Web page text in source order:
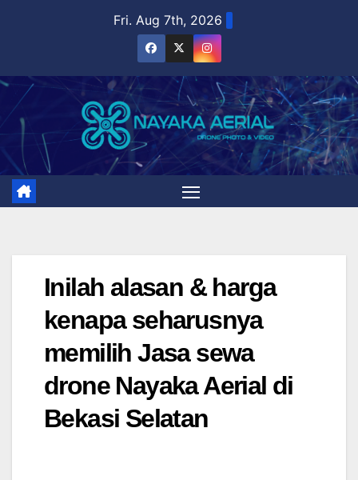
Fri. Aug 7th, 2026
Inilah alasan & harga
kenapa seharusnya
memilih Jasa sewa
drone Nayaka Aerial di
Bekasi Selatan